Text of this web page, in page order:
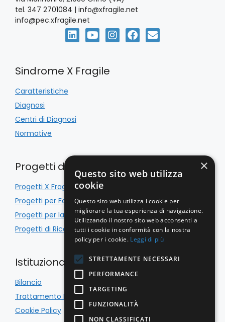
tel. 347 2701084 | info@xfragile.net
info@pec.xfragile.net
Sindrome X Fragile
Caratteristiche
Diagnosi
Centri di Diagnosi
Normative
Progetti di Inclusione
Progetti X Fragile
Progetti per Famiglie
Progetti per la Scuola
Progetti di Ricerca
Istituzionale
Bilancio
Trattamento Dati
Cookie Policy
×
Questo sito web utilizza
cookie
Questo sito web utilizza i cookie per
migliorare la tua esperienza di navigazione.
Utilizzando il nostro sito web acconsenti a
tutti i cookie in conformità con la nostra
policy per i cookie. Leggi di più
STRETTAMENTE NECESSARI
PERFORMANCE
TARGETING
FUNZIONALITÀ
NON CLASSIFICATI